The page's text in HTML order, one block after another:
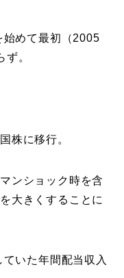
始めて最初（2005
。
株に移行。
ンショック時を含
大きくすることに
いた年間配当収入